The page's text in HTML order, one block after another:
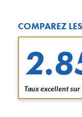
COMPAREZ
Taux excellent sur